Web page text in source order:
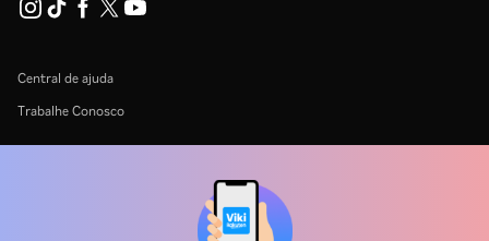
Central de ajuda
Trabalhe Conosco